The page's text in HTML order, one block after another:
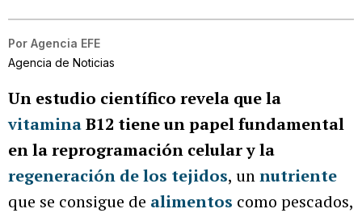
Por Agencia EFE
Agencia de Noticias
Un estudio científico revela que la
vitaminaB12 tiene un papel fundamental
en la reprogramación celular y la
regeneración de los tejidos, unnutriente
que se consigue de alimentos como pescados,